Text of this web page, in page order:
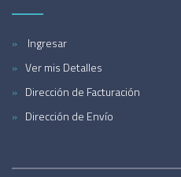
Ingresar
Ver mis Detalles
Dirección de Facturación
Dirección de Envío